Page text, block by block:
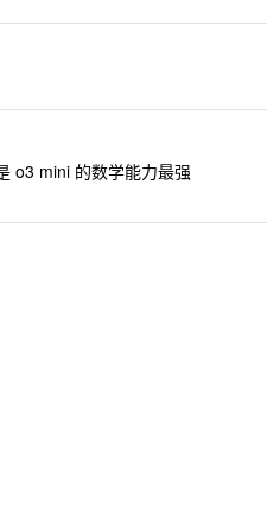
o3 mini 的数学能力最强